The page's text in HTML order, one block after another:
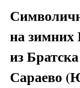
на зимних
из
Сараево